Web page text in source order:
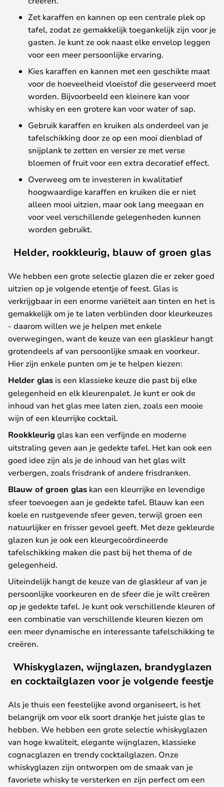
Zet karaffen en kannen op een centrale plek op
tafel, zodat ze gemakkelijk toegankelijk zijn voor je
gasten. Je kunt ze ook naast elke envelop leggen
voor een meer persoonlijke ervaring.
Kies karaffen en kannen met een geschikte maat
voor de hoeveelheid vloeistof die geserveerd moet
worden. Bijvoorbeeld een kleinere kan voor
whisky en een grotere kan voor water of sap.
Gebruik karaffen en kruiken als onderdeel van je
tafelschikking door ze op een mooi dienblad of
snijplank te zetten en versier ze met verse
bloemen of fruit voor een extra decoratief effect.
Overweeg om te investeren in kwalitatief
hoogwaardige karaffen en kruiken die er niet
alleen mooi uitzien, maar ook lang meegaan en
voor veel verschillende gelegenheden kunnen
worden gebruikt.
Helder, rookkleurig, blauw of groen glas
We hebben een grote selectie glazen die er zeker goed
uitzien op je volgende etentje of feest. Glas is
verkrijgbaar in een enorme variëteit aan tinten en het is
gemakkelijk om je te laten verblinden door kleurkeuzes
- daarom willen we je helpen met enkele
overwegingen, want de keuze van een glaskleur hangt
grotendeels af van persoonlijke smaak en voorkeur.
Hier zijn enkele punten om je te helpen kiezen:
Helder glas is een klassieke keuze die past bij elke
gelegenheid en elk kleurenpalet. Je kunt er ook de
inhoud van het glas mee laten zien, zoals een mooie
wijn of een kleurrijke cocktail.
Rookkleurig glas kan een verfijnde en moderne
uitstraling geven aan je gedekte tafel. Het kan ook een
goed idee zijn als je de inhoud van het glas wilt
verbergen, zoals frisdrank of andere frisdranken.
Blauw of groen glas kan een kleurrijke en levendige
sfeer toevoegen aan je gedekte tafel. Blauw kan een
koele en rustgevende sfeer geven, terwijl groen een
natuurlijker en frisser gevoel geeft. Met deze gekleurde
glazen kun je ook een kleurgecoördineerde
tafelschikking maken die past bij het thema of de
gelegenheid.
Uiteindelijk hangt de keuze van de glaskleur af van je
persoonlijke voorkeuren en de sfeer die je wilt creëren
op je gedekte tafel. Je kunt ook verschillende kleuren of
een combinatie van verschillende kleuren kiezen om
een meer dynamische en interessante tafelschikking te
creëren.
Whiskyglazen, wijnglazen, brandyglazen
en cocktailglazen voor je volgende feestje
Als je thuis een feestelijke avond organiseert, is het
belangrijk om voor elk soort drankje het juiste glas te
hebben. We hebben een grote selectie whiskyglazen
van hoge kwaliteit, elegante wijnglazen, klassieke
cognacglazen en trendy cocktailglazen. Onze
whiskyglazen zijn ontworpen om de smaak van je
favoriete whisky te versterken en zijn perfect om een